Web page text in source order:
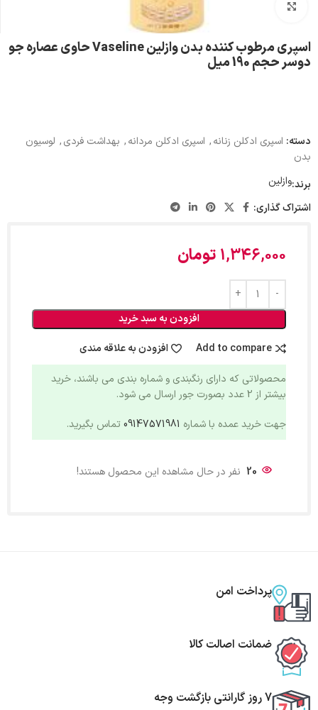
اسپری مرطوب کننده بدن وازلین Vaseline حاوی عصاره جو
دوسر حجم 190 میل
دسته: اسپری ادکلن زنانه, اسپری ادکلن مردانه, بهداشت فردی, لوسیون
بدن
برند:وازلین
اشتراک گذاری:
1,346,000 تومان
افزودن به سبد خرید
Add to compare
افزودن به علاقه مندی
محصولاتی که دارای رنگبندی و شماره بندی می باشند، خرید
بیشتر از 2 عدد بصورت جور ارسال می شود.
جهت خرید عمده با شماره 09147571981 تماس بگیرید.
20 نفر در حال مشاهده این محصول هستند!
پرداخت امن
ضمانت اصالت کالا
7 روز گارانتی بازگشت وجه